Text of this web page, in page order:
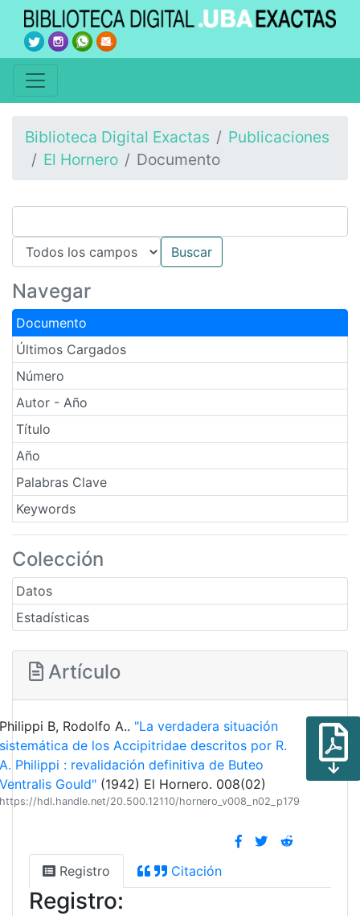
Biblioteca Digital Exactas
Publicaciones
El Hornero
Documento
Navegar
Documento
Últimos Cargados
Número
Autor - Año
Título
Año
Palabras Clave
Keywords
Colección
Datos
Estadísticas
Artículo
Philippi B, Rodolfo A.. "La verdadera situación
sistemática de los Accipitridae descritos por R.
A. Philippi : revalidación definitiva de Buteo
Ventralis Gould" (1942) El Hornero. 008(02)
https://hdl.handle.net/20.500.12110/hornero_v008_n02_p179
Registro Citación
Registro: